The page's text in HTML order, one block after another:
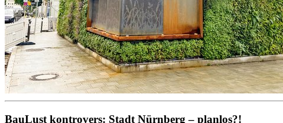
BauLust kontrovers: Stadt Nürnberg – planlos?!